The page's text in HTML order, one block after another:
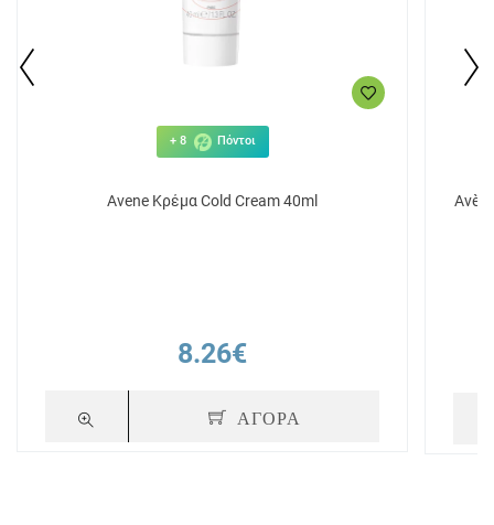
+ 8 Πόντοι
Avene Κρέμα Cold Cream 40ml
8.26€
ΑΓΟΡΑ